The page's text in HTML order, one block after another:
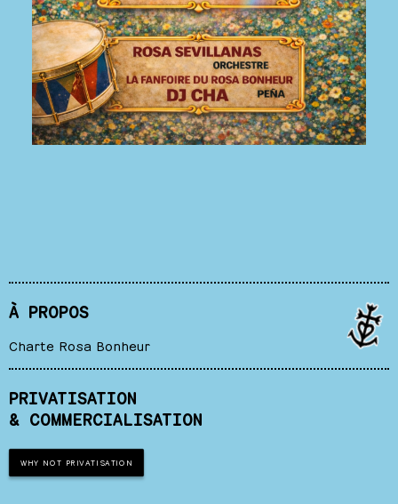
À PROPOS
Charte Rosa Bonheur
PRIVATISATION
& COMMERCIALISATION
WHY NOT PRIVATISATION